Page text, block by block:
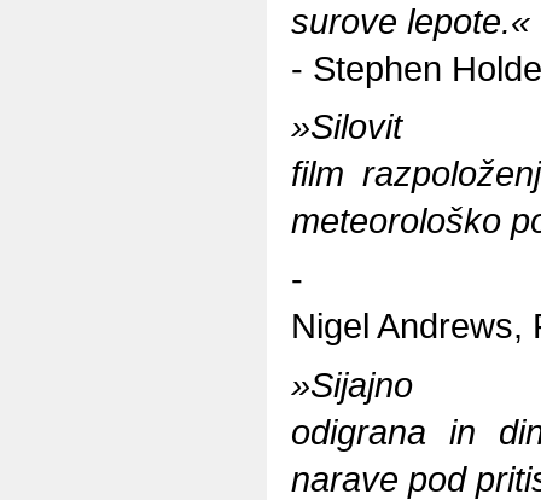
surove lepote.«
- Stephen
»Silovit
film
meteorološko
-
Nigel Andrews,
»Sijajno
odigrana in
narave pod